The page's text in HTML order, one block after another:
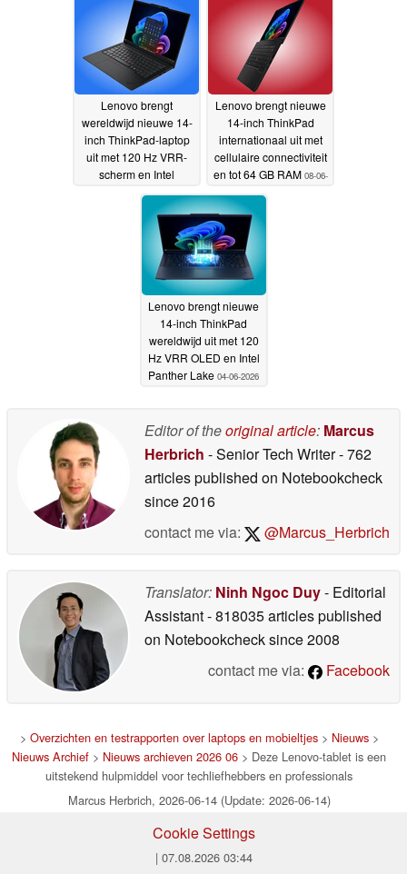
Lenovo brengt
wereldwijd nieuwe 14-
inch ThinkPad-laptop
uit met 120 Hz VRR-
scherm en Intel
Panther Lake-
09-06-2026
Lenovo brengt nieuwe
14-inch ThinkPad
internationaal uit met
cellulaire connectiviteit
en tot 64 GB RAM 08-06-
2026
Lenovo brengt nieuwe
14-inch ThinkPad
wereldwijd uit met 120
Hz VRR OLED en Intel
Panther Lake 04-06-2026
Editor of theoriginal article: Marcus
Herbrich - Senior Tech Writer- 762
articles published on Notebookcheck
since 2016
contact me via:
@Marcus_Herbrich
Translator: Ninh Ngoc Duy- Editorial
Assistant- 818035 articles published
on Notebookchecksince 2008
contact me via:
Facebook
> Overzichten en testrapporten over laptops en mobieltjes> Nieuws>
Nieuws Archief > Nieuws archieven 2026 06 > Deze Lenovo-tablet is een
uitstekend hulpmiddel voor techliefhebbers en professionals
Marcus Herbrich, 2026-06-14 (Update: 2026-06-14)
Cookie Settings
| 07.08.2026 03:44